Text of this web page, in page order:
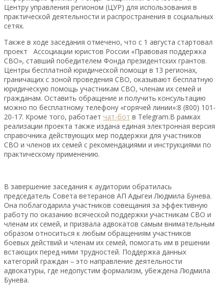
Центру управления регионом (ЦУР) для использования в
практической деятельности и распространения в социальных
сетях.
Также в ходе заседания отмечено, что с 1 августа стартовал
проект Ассоциации юристов России «Правовая поддержка
СВО», ставший победителем Фонда президентских грантов.
Центры бесплатной юридической помощи в 13 регионах,
граничащих с зоной проведения СВО, оказывают бесплатную
юридическую помощь участникам СВО, членам их семей и
гражданам. Оставить обращение и получить консультацию
можно по бесплатному телефону «горячей линии»:8 (800) 101-
20-17. Кроме того, работает чат-бот в Telegram.В рамках
реализации проекта также издана единая электронная версия
справочника действующих мер поддержки для участников
СВО и членов их семей с рекомендациями и инструкциями по
практическому применению.
В завершение заседания к аудитории обратилась
председатель Совета ветеранов АП Адыгеи Людмила Бунева.
Она поблагодарила участников совещания за эффективную
работу по оказанию всяческой поддержки участникам СВО и
членам их семей, и призвала адвокатов самым внимательным
образом относиться к любым обращениям участников
боевых действий и членам их семей, помогать им в решении
встающих перед ними трудностей. Поддержка данных
категорий граждан – это направление деятельности
адвокатуры, где недопустим формализм, убеждена Людмила
Бунева.